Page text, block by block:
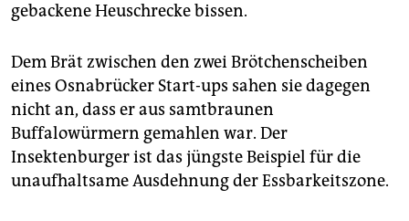
gebackene Heuschrecke bissen.
Dem Brät zwischen den zwei Brötchenscheiben
eines Osnabrücker Start-ups sahen sie dagegen
nicht an, dass er aus samtbraunen
Buffalowürmern gemahlen war. Der
Insektenburger ist das jüngste Beispiel für die
unaufhaltsame Ausdehnung der Essbarkeitszone.